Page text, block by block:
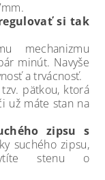
si tak
mechanizmu
minút. Navyše
a trvácnosť.
pätkou, ktorá
už máte stan na
zipsu s
suchého zipsu,
stenu o